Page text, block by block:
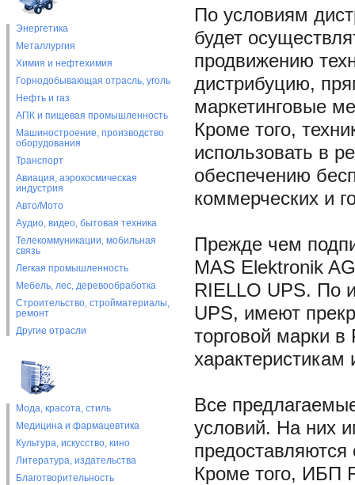
Энергетика
Металлургия
Химия и нефтехимия
Горнодобывающая отрасль, уголь
Нефть и газ
АПК и пищевая промышленность
Машиностроение, производство
оборудования
Транспорт
Авиация, аэрокосмическая
индустрия
Авто/Мото
Аудио, видео, бытовая техника
Телекоммуникации, мобильная
связь
Легкая промышленность
Мебель, лес, деревообработка
Строительство, стройматериалы,
ремонт
Другие отрасли
Мода, красота, стиль
Медицина и фармацевтика
Культура, искусство, кино
Литература, издательства
Благотворительность
По условиям
будет
продвижению
дистрибуцию,
маркетинговые
Кроме того,
использовать в
обеспечению
коммерческих и
Прежде чем
MAS Elektronik
RIELLO UPS. По
UPS, имеют
торговой марки в
характеристикам
Все
условий. На них
предоставляются
Кроме того, ИБП